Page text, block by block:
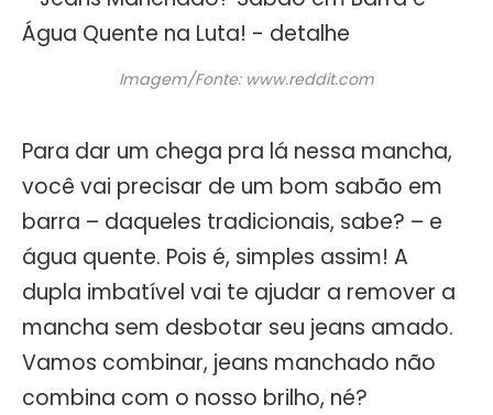
Imagem/Fonte: www.reddit.com
Para dar um chega pra lá nessa mancha,
você vai precisar de um bom sabão em
barra – daqueles tradicionais, sabe? – e
água quente. Pois é, simples assim! A
dupla imbatível vai te ajudar a remover a
mancha sem desbotar seu jeans amado.
Vamos combinar, jeans manchado não
combina com o nosso brilho, né?